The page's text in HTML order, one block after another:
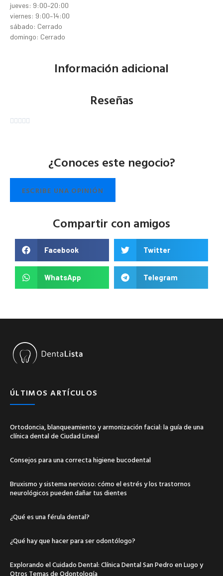
jueves: 9:00–20:00
viernes: 9:00–14:00
sábado: Cerrado
domingo: Cerrado
Información adicional
Reseñas
    
¿Conoces este negocio?
ESCRIBE UNA OPINIÓN
Compartir con amigos
Facebook Twitter
WhatsApp Telegram
ÚLTIMOS ARTÍCULOS
Ortodoncia, blanqueamiento y armonización facial: la guía de una
clínica dental de Ciudad Lineal
Consejos para una correcta higiene bucodental
Bruxismo y sistema nervioso: cómo el estrés y los trastornos
neurológicos pueden dañar tus dientes
¿Qué es una férula dental?
¿Qué hay que hacer para ser odontólogo?
Explorando el Cuidado Dental: Clínica Dental San Pedro en Lugo y
Otros Temas de Odontología